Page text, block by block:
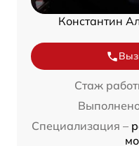
Константин
Стаж
Специализация –